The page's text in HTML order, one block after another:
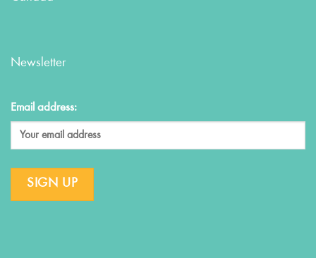
Newsletter
Email address: